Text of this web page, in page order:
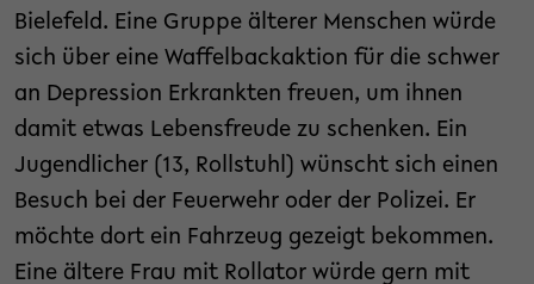
Bielefeld. Eine Gruppe älterer Menschen würde
sich über eine Waffelbackaktion für die schwer
an Depression Erkrankten freuen, um ihnen
damit etwas Lebensfreude zu schenken. Ein
Jugendlicher (13, Rollstuhl) wünscht sich einen
Besuch bei der Feuerwehr oder der Polizei. Er
möchte dort ein Fahrzeug gezeigt bekommen.
Eine ältere Frau mit Rollator würde gern mit